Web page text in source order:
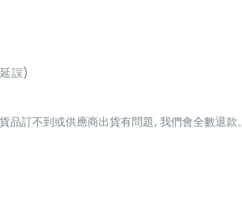
誤)
訂不到或供應商出貨有問題, 我們會全數退款。